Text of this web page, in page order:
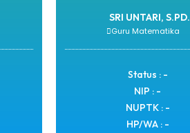
SRI UNTARI, S.PD.
Guru Matematika
Status : -
NIP : -
NUPTK : -
HP/WA : -